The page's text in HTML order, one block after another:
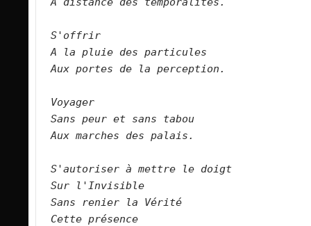
S'offrir
A la pluie des particules
Aux portes de la perception.
Voyager
Sans peur et sans tabou
Aux marches des palais.
S'autoriser à mettre le doigt
Sur l'Invisible
Sans renier la Vérité
Cette présence